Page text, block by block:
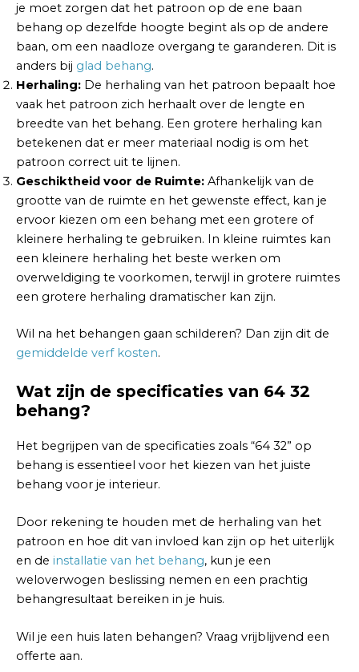
je moet zorgen dat het patroon op de ene baan
behang op dezelfde hoogte begint als op de andere
baan, om een naadloze overgang te garanderen. Dit is
anders bij glad behang.
Herhaling: De herhaling van het patroon bepaalt hoe
vaak het patroon zich herhaalt over de lengte en
breedte van het behang. Een grotere herhaling kan
betekenen dat er meer materiaal nodig is om het
patroon correct uit te lijnen.
Geschiktheid voor de Ruimte: Afhankelijk van de
grootte van de ruimte en het gewenste effect, kan je
ervoor kiezen om een behang met een grotere of
kleinere herhaling te gebruiken. In kleine ruimtes kan
een kleinere herhaling het beste werken om
overweldiging te voorkomen, terwijl in grotere ruimtes
een grotere herhaling dramatischer kan zijn.
Wil na het behangen gaan schilderen? Dan zijn dit de
gemiddelde verf kosten.
Wat zijn de specificaties van 64 32
behang?
Het begrijpen van de specificaties zoals “64 32” op
behang is essentieel voor het kiezen van het juiste
behang voor je interieur.
Door rekening te houden met de herhaling van het
patroon en hoe dit van invloed kan zijn op het uiterlijk
en de installatie van het behang, kun je een
weloverwogen beslissing nemen en een prachtig
behangresultaat bereiken in je huis.
Wil je een huis laten behangen? Vraag vrijblijvend een
offerte aan.